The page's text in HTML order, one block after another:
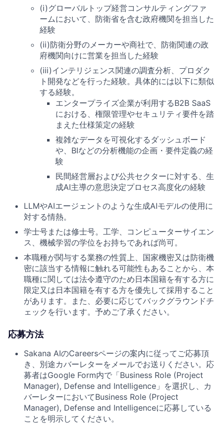
(i)グローバルトップ経営コンサルティングファ
ームにおいて、防衛省を含む政府機関を担当した
経験
(ii)防衛分野のメーカーや商社で、防衛関連の政
府機関向けに営業を担当した経験
(iii)インテリジェンス関連の調査分析、プロダク
ト開発などを行った経験。具体的には以下に類似
する経験。
エンタープライズ企業が利用するB2B SaaS
における、権限管理やセキュリティ要件を踏
まえた仕様策定の経験
複雑なデータを可視化するダッシュボード
や、BIなどの分析機能の企画・要件定義の経
験
民間経営層および公共セクターに対する、生
成AI主導の意思決定プロセス高度化の経験
LLMやAIエージェントのような生成AIモデルの使用に
対する情熱。
学士号または修士号。工学、コンピューターサイエン
ス、機械学習の学位をお持ちであれば尚可。
本職種が関与する業務の性質上、国家機密又は防衛機
密に該当する情報に触れる可能性もあることから、本
職種に関しては法令遵守のため日本国籍を有する方に
限定又は日本国籍を有する方を優先して採用すること
があります。また、必要に応じてバックグラウンドチ
ェックを行います。予めご了承ください。
応募方法
Sakana AIのCareersページの案内に従ってご応募頂
き、別途カバーレターをメールでお送りください。応
募者はGoogle Form内で「Business Role (Project
Manager), Defense and Intelligence」を選択し、カ
バーレターにおいてBusiness Role (Project
Manager), Defense and Intelligenceに応募している
ことを明示してください。